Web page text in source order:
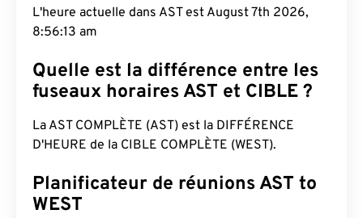
L'heure actuelle dans AST est August 7th 2026,
8:56:14 am
Quelle est la différence entre les
fuseaux horaires AST et CIBLE ?
La AST COMPLÈTE (AST) est la DIFFÉRENCE
D'HEURE de la CIBLE COMPLÈTE (WEST).
Planificateur de réunions AST to
WEST